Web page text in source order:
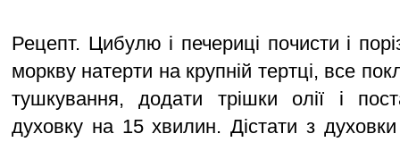
Рецепт. Цибулю і печериці почисти і
моркву натерти на крупній тертці, все
тушкування, додати трішки олії і
духовку на 15 хвилин. Дістати з